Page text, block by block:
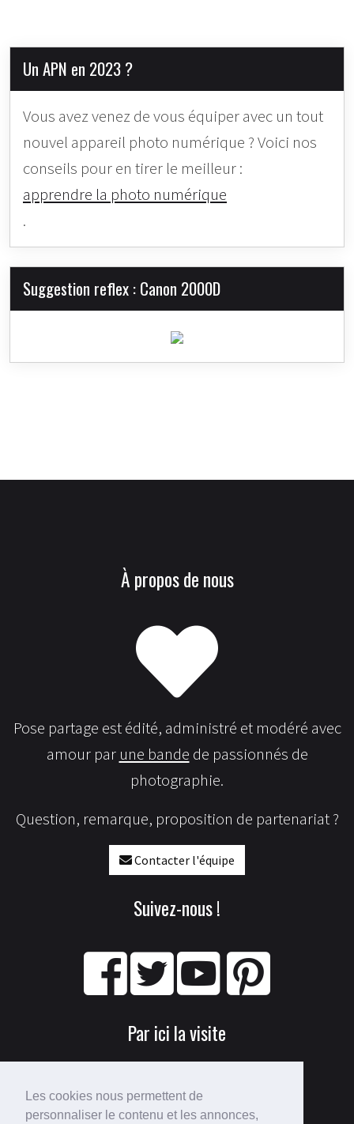
Les cookies nous permettent de
personnaliser le contenu et les annonces,
Un APN en 2023 ?
Vous avez venez de vous équiper avec un tout
nouvel appareil photo numérique ? Voici nos
conseils pour en tirer le meilleur :
apprendre la photo numérique
.
Suggestion reflex : Canon 2000D
À propos de nous
Pose partage est édité, administré et modéré avec
amour par une bande de passionnés de
photographie.
Question, remarque, proposition de partenariat ?
Contacter l'équipe
Suivez-nous !
Par ici la visite